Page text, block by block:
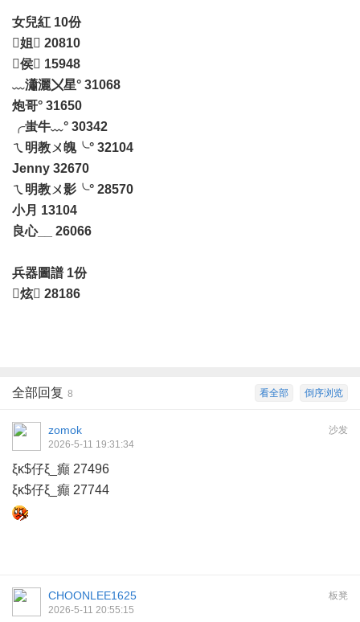
女兒紅 10份
姐 20810
侯 15948
﹏瀟灑〤星° 31068
炮哥° 31650
╭蚩牛﹏° 30342
ㄟ明教ㄨ魄╰° 32104
Jenny 32670
ㄟ明教ㄨ影╰° 28570
小月 13104
良心__ 26066
兵器圖譜 1份
炫 28186
倒序浏览
看全部
全部回复 8
沙发
zomok
2026-5-11 19:31:34
ξκ$仔ξ_癲 27496
ξκ$仔ξ_癲 27744
板凳
CHOONLEE1625
2026-5-11 20:55:15